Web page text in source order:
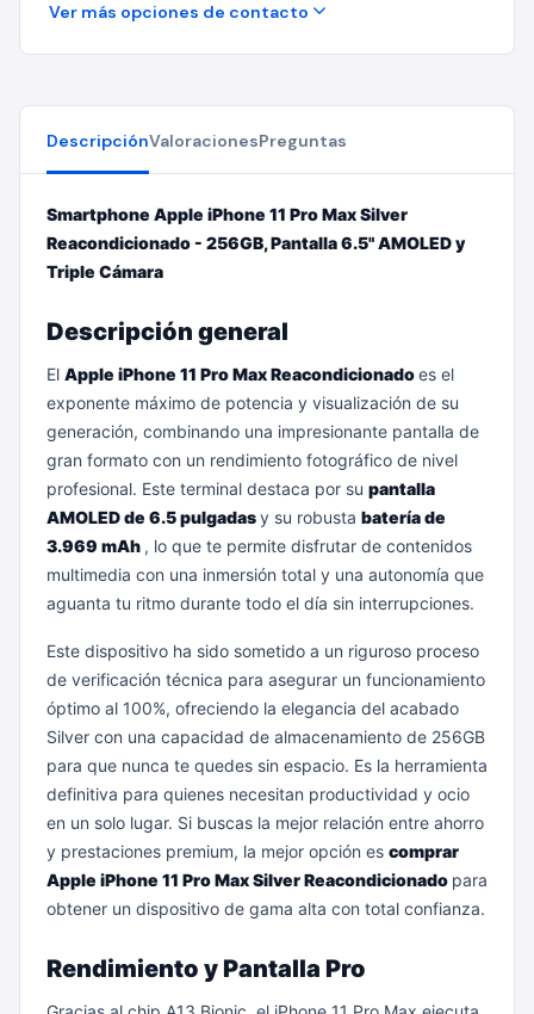
Ver más opciones de contacto
DescripciónValoracionesPreguntas
Smartphone Apple iPhone 11 Pro Max Silver
Reacondicionado - 256GB, Pantalla 6.5" AMOLED y
Triple Cámara
Descripción general
El Apple iPhone 11 Pro Max Reacondicionadoes el
exponente máximo de potencia y visualización de su
generación, combinando una impresionante pantalla de
gran formato con un rendimiento fotográfico de nivel
profesional. Este terminal destaca por su pantalla
AMOLED de 6.5 pulgadasy su robusta batería de
3.969 mAh , lo que te permite disfrutar de contenidos
multimedia con una inmersión total y una autonomía que
aguanta tu ritmo durante todo el día sin interrupciones.
Este dispositivo ha sido sometido a un riguroso proceso
de verificación técnica para asegurar un funcionamiento
óptimo al 100%, ofreciendo la elegancia del acabado
Silver con una capacidad de almacenamiento de 256GB
para que nunca te quedes sin espacio. Es la herramienta
definitiva para quienes necesitan productividad y ocio
en un solo lugar. Si buscas la mejor relación entre ahorro
y prestaciones premium, la mejor opción es comprar
Apple iPhone 11 Pro Max Silver Reacondicionado para
obtener un dispositivo de gama alta con total confianza.
Rendimiento y Pantalla Pro